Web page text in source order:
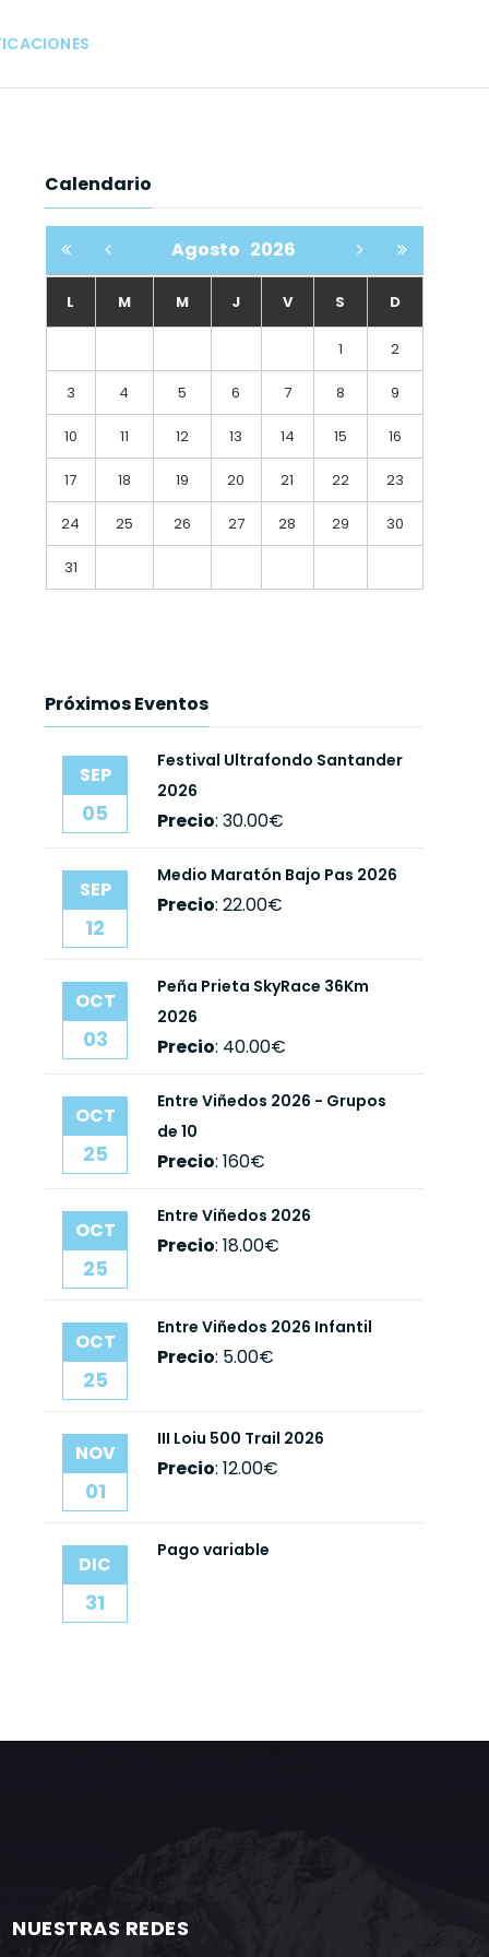
Calendario
Agosto 2026
L M M J V S D
1 2
3 4 5 6 7 8 9
10 11 12 13 14 15 16
17 18 19 20 21 22 23
24 25 26 27 28 29 30
31
Próximos Eventos
SEP
05
Festival Ultrafondo Santander
2026
Precio: 30.00€
SEP
12
Medio Maratón Bajo Pas 2026
Precio: 22.00€
OCT
03
Peña Prieta SkyRace 36Km
2026
Precio: 40.00€
OCT
25
Entre Viñedos 2026 - Grupos
de 10
Precio: 160€
OCT
25
Entre Viñedos 2026
Precio: 18.00€
OCT
25
Entre Viñedos 2026 Infantil
Precio: 5.00€
NOV
01
III Loiu 500 Trail 2026
Precio: 12.00€
DIC
31
Pago variable
NUESTRAS REDES